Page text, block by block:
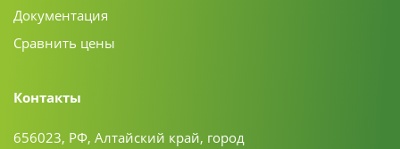
Документация
Сравнить цены
Контакты
656023, РФ, Алтайский край, город